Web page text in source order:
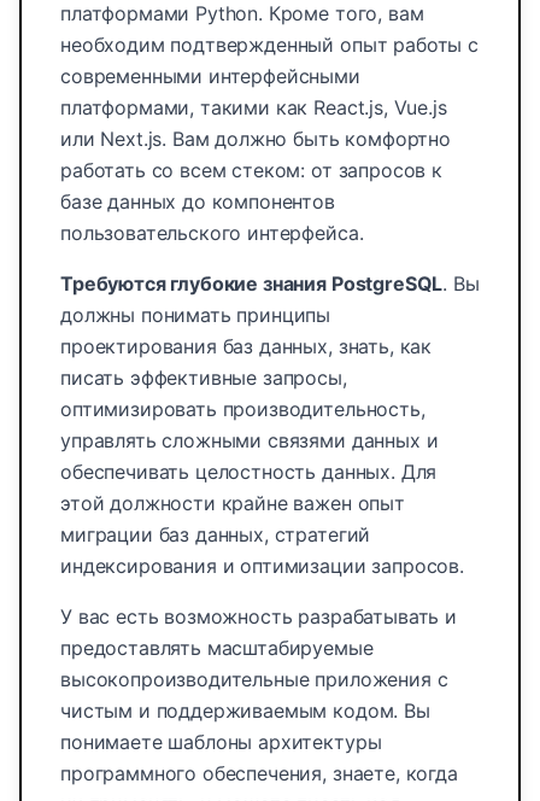
платформами Python. Кроме того, вам
необходим подтвержденный опыт работы с
современными интерфейсными
платформами, такими как React.js, Vue.js
или Next.js. Вам должно быть комфортно
работать со всем стеком: от запросов к
базе данных до компонентов
пользовательского интерфейса.
Требуются глубокие знания PostgreSQL. Вы
должны понимать принципы
проектирования баз данных, знать, как
писать эффективные запросы,
оптимизировать производительность,
управлять сложными связями данных и
обеспечивать целостность данных. Для
этой должности крайне важен опыт
миграции баз данных, стратегий
индексирования и оптимизации запросов.
У вас есть возможность разрабатывать и
предоставлять масштабируемые
высокопроизводительные приложения с
чистым и поддерживаемым кодом. Вы
понимаете шаблоны архитектуры
программного обеспечения, знаете, когда